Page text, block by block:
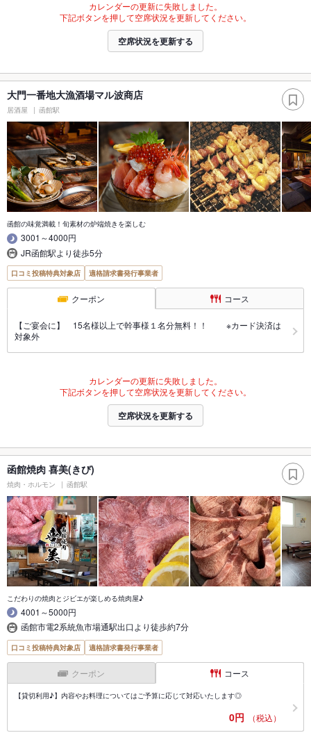
カレンダーの更新に失敗しました。
下記ボタンを押して空席状況を更新してください。
空席状況を更新する
大門一番地大漁酒場マル波商店
居酒屋 函館駅
函館の味覚満載！旬素材の炉端焼きを楽しむ
3001～4000円
JR函館駅より徒歩5分
口コミ投稿特典対象店 適格請求書発行事業者
クーポン コース
【ご宴会に】 15名様以上で幹事様１名分無料！！ ※カード決済は
対象外
カレンダーの更新に失敗しました。
下記ボタンを押して空席状況を更新してください。
空席状況を更新する
函館焼肉 喜美(きび)
焼肉・ホルモン 函館駅
こだわりの焼肉とジビエが楽しめる焼肉屋♪
4001～5000円
函館市電2系統魚市場通駅出口より徒歩約7分
口コミ投稿特典対象店 適格請求書発行事業者
クーポン コース
【貸切利用♪】内容やお料理についてはご予算に応じて対応いたします◎
0円 （税込）